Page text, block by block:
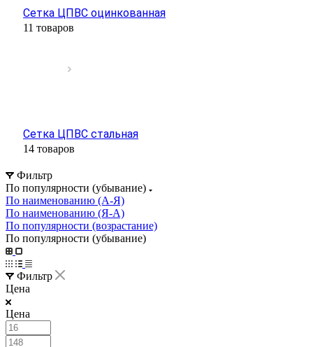
Сетка ЦПВС оцинкованная
11 товаров
Сетка ЦПВС стальная
14 товаров
Фильтр
По популярности (убывание)
По наименованию (А-Я)
По наименованию (Я-А)
По популярности (возрастание)
По популярности (убывание)
Фильтр
Цена
Цена